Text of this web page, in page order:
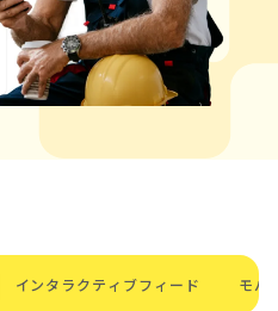
インタラクティブフィード モバ